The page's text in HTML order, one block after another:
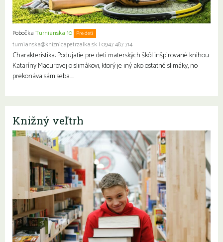
Pobočka Turnianska 10 Pre deti
turnianska@kniznicapetrzalka.sk | 0947 487 714
Charakteristika: Podujatie pre deti materských škôl inšpirované knihou
Kataríny Macurovej o slimákovi, ktorý je iný ako ostatné slimáky, no
prekonáva sám seba….
Knižný veľtrh